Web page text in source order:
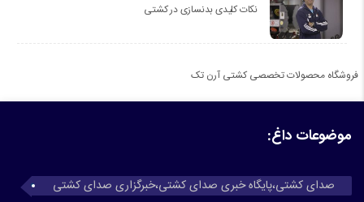
نکات کلیدی بدنسازی در کشتی
فروشگاه محصولات تخصصی کشتی آرن تک
موضوعات داغ:
صدای کشتی،پایگاه خبری صدای کشتی،خبرگزاری صدای کشتی